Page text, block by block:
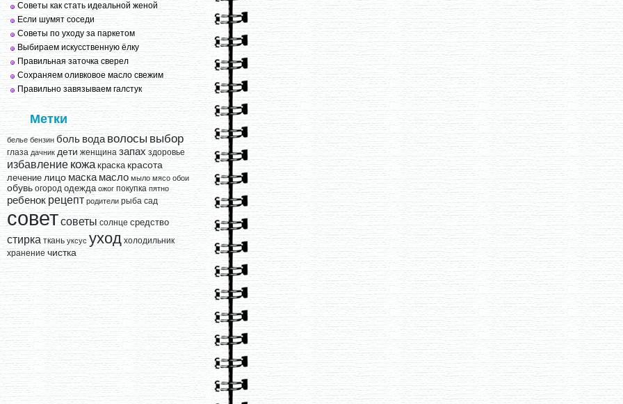
Советы как стать идеальной женой
Если шумят соседи
Советы по уходу за паркетом
Выбираем искусственную ёлку
Правильная заточка сверел
Сохраняем оливковое масло свежим
Правильно завязываем галстук
Метки
белье бензин боль вода волосы выбор
глаза дачник дети женщина запах здоровье
избавление кожа краска красота
лечение лицо маска масло мыло мясо обои
обувь огород одежда ожог покупка пятно
ребенок рецепт родители рыба сад
советсоветы солнце средство
стирка ткань уксус уход холодильник
хранение чистка